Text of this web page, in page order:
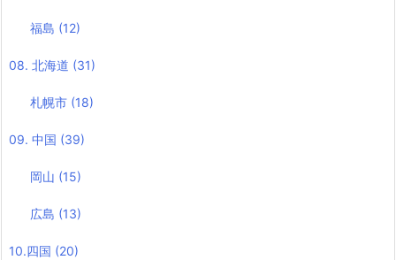
福島 (12)
08. 北海道 (31)
札幌市 (18)
09. 中国 (39)
岡山 (15)
広島 (13)
10.四国 (20)